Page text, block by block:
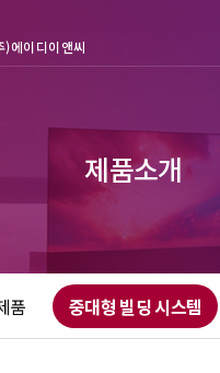
)에이디이앤씨
제품소개
품 중대형 빌딩 시스템